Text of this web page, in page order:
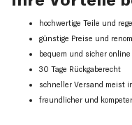
hochwertige Teile und
günstige Preise und
bequem und sicher
30 Tage Rückgaberecht
schneller Versand meist
freundlicher und